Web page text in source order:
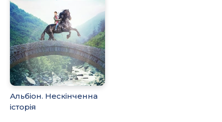
Альбіон. Нескінченна
історія